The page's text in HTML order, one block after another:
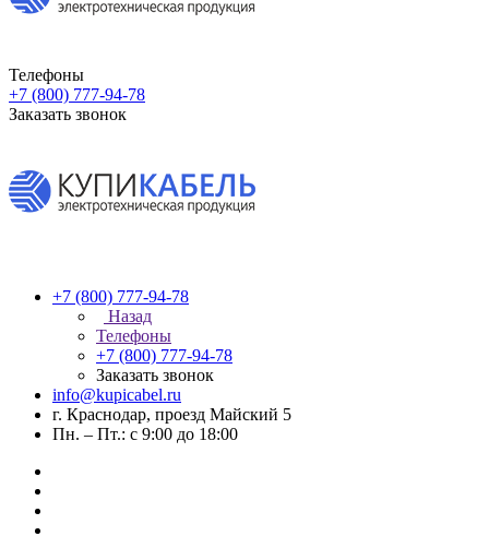
Телефоны
+7 (800) 777-94-78
Заказать звонок
+7 (800) 777-94-78
Назад
Телефоны
+7 (800) 777-94-78
Заказать звонок
info@kupicabel.ru
г. Краснодар, проезд Майский 5
Пн. – Пт.: с 9:00 до 18:00